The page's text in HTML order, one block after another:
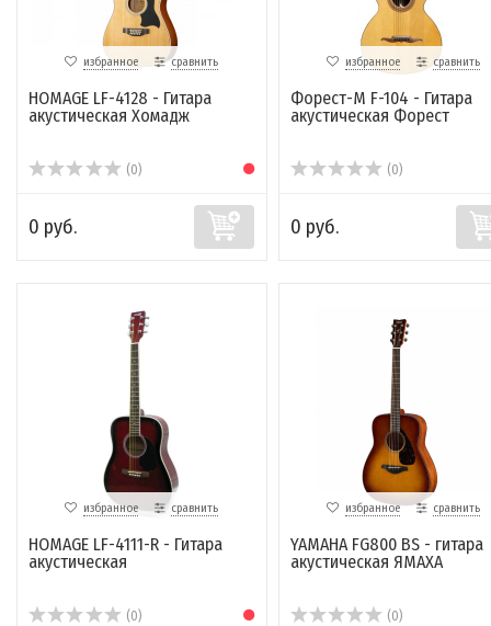
избранное сравнить
HOMAGE LF-4128 - Гитара
акустическая Хомадж
(0)
0 руб.
избранное сравнить
Форест-М F-104 - Гитара
акустическая Форест
(0)
0 руб.
избранное сравнить
HOMAGE LF-4111-R - Гитара
акустическая
(0)
избранное сравнить
YAMAHA FG800 BS - гитара
акустическая ЯМАХА
(0)